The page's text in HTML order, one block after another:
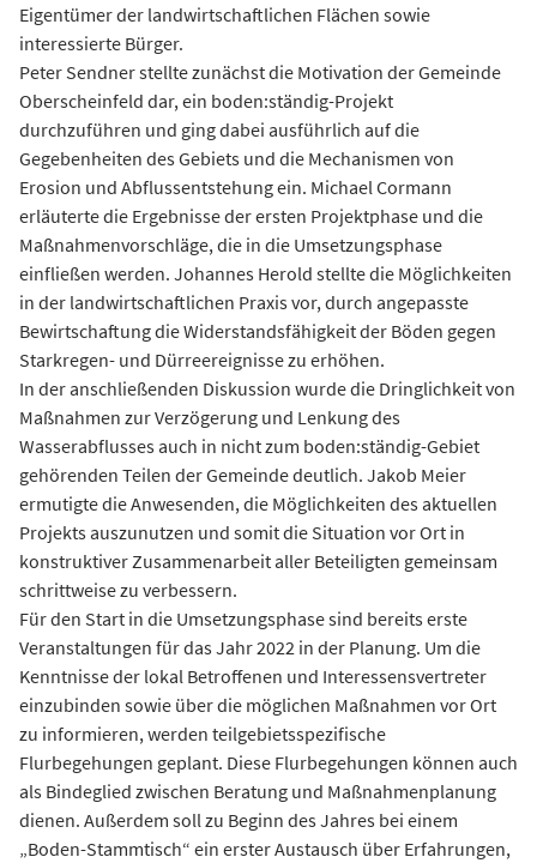
Eigentümer der landwirtschaftlichen Flächen sowie
interessierte Bürger.
Peter Sendner stellte zunächst die Motivation der Gemeinde
Oberscheinfeld dar, ein boden:ständig-Projekt
durchzuführen und ging dabei ausführlich auf die
Gegebenheiten des Gebiets und die Mechanismen von
Erosion und Abflussentstehung ein. Michael Cormann
erläuterte die Ergebnisse der ersten Projektphase und die
Maßnahmenvorschläge, die in die Umsetzungsphase
einfließen werden. Johannes Herold stellte die Möglichkeiten
in der landwirtschaftlichen Praxis vor, durch angepasste
Bewirtschaftung die Widerstandsfähigkeit der Böden gegen
Starkregen- und Dürreereignisse zu erhöhen.
In der anschließenden Diskussion wurde die Dringlichkeit von
Maßnahmen zur Verzögerung und Lenkung des
Wasserabflusses auch in nicht zum boden:ständig-Gebiet
gehörenden Teilen der Gemeinde deutlich. Jakob Meier
ermutigte die Anwesenden, die Möglichkeiten des aktuellen
Projekts auszunutzen und somit die Situation vor Ort in
konstruktiver Zusammenarbeit aller Beteiligten gemeinsam
schrittweise zu verbessern.
Für den Start in die Umsetzungsphase sind bereits erste
Veranstaltungen für das Jahr 2022 in der Planung. Um die
Kenntnisse der lokal Betroffenen und Interessensvertreter
einzubinden sowie über die möglichen Maßnahmen vor Ort
zu informieren, werden teilgebietsspezifische
Flurbegehungen geplant. Diese Flurbegehungen können auch
als Bindeglied zwischen Beratung und Maßnahmenplanung
dienen. Außerdem soll zu Beginn des Jahres bei einem
„Boden-Stammtisch“ ein erster Austausch über Erfahrungen,